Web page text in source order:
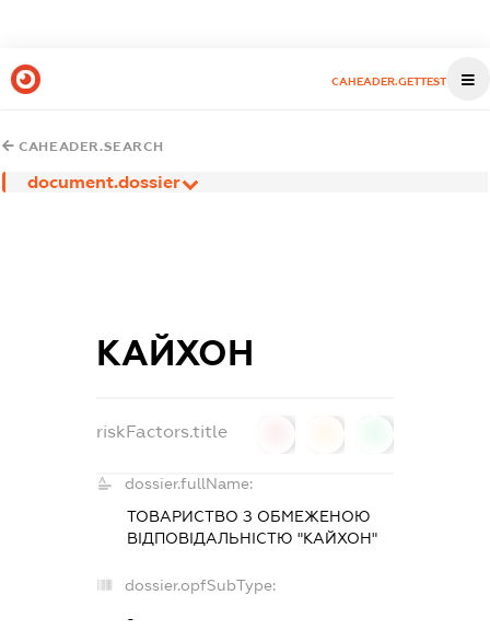
CAHEADER.GETTEST
CAHEADER.SEARCH
document.dossier
КАЙХОН
riskFactors.title
dossier.fullName:
ТОВАРИСТВО З ОБМЕЖЕНОЮ
ВІДПОВІДАЛЬНІСТЮ "КАЙХОН"
dossier.opfSubType:
-